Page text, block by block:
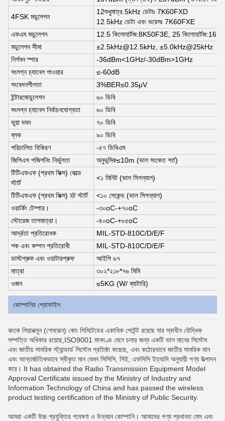
4FSK মডুলেশন
12শুধুমাত্র.5kHz ডেটাঃ 7K60FXD
12.5kHz ডেটা এবং ভয়েসঃ 7K60FXE
এফএম মডুলেশন
12.5 কিলোহার্টজ:8K50F3E, 25 কিলোহার্টজ:
মডুলেশন সীমা
±2.5kHz@12.5kHz, ±5.0kHz@25kHz
নির্গমন স্পার
-36dBm<1GHz/-30dBm>1GHz
সংলগ্ন চ্যানেল পাওয়ার
≤-60dB
সংবেদনশীলতা
3%BER≤0.35μV
ইন্টারমোডুলেশন
৬০ ডিবি
সংলগ্ন চ্যানেল নির্বাচনযোগ্যতা
৬০ ডিবি
ভুয়া দমন
৭০ ডিবি
ব্লক
৯০ ডিবি
পরিচালিত বিকিরণ
-৫৭ ডিবিএম
জিপিএস পজিশনিং নির্ভুলতা
অনুভূমিক≤10m (ভাল সংকেত শর্ত)
টিটিএফএফ (প্রথম ফিক্স) কোল্ড
স্টার্ট
<১ মিনিট (ভাল সিগন্যাল)
টিটিএফএফ (প্রথম ফিক্স) হট স্টার্ট
<১০ সেকেন্ড (ভাল সিগন্যাল)
ওয়ার্কিং টেম্পার।
-৩০oC-+৭০oC
স্টোরেজ তাপমাত্রা।
-৪০oC-+৮৫oC
আর্দ্রতা প্রতিরোধক
MIL-STD-810C/D/E/F
শক এবং কম্পন প্রতিরোধী
MIL-STD-810C/D/E/F
ডাস্টপ্রুফ এবং ওয়াটারপ্রুফ
আইপি ৬৭
মাত্রা
৩০২*২১৮*৭৬ মিমি
ওজন
≤5KG (W/ ব্যাটারি)
কোম্পানির প্রোফাইল
ঝংকে লিয়ানক্সুন (শেনঝেন) কোং লিমিটেডের একাধিক পেটেন্ট রয়েছে যার স্বাধীন বৌদ্ধিক
সম্পত্তি অধিকার রয়েছে,ISO9001 মানদণ্ড মেনে চলার জন্য একটি ভাল মানের সিস্টেম
এবং জাতীয় সামরিক স্ট্যান্ডার্ড সিস্টেম প্রতিষ্ঠা করেছে, এবং কঠোরভাবে জাতীয় সামরিক মান
এবং আন্তর্জাতিকভাবে স্বীকৃত মান যেমন সিসিসি, সিই, এফসিসি ইত্যাদি অনুযায়ী পণ্য উত্পাদন
করে। It has obtained the Radio Transmission Equipment Model
Approval Certificate issued by the Ministry of Industry and
Information Technology of China and has passed the wireless
product testing certification of the Ministry of Public Security.
আমরা একটি উচ্চ প্রযুক্তির গবেষণা ও উন্নয়ন কোম্পানি। আমাদের পণ্য প্রধানত মেস এবং